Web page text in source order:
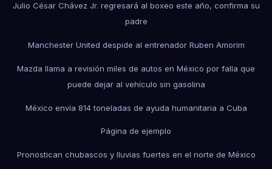
Julio César Chávez Jr. regresará al boxeo este año, confirma su
padre
Manchester United despide al entrenador Ruben Amorim
Mazda llama a revisión miles de autos en México por falla que
puede dejar al vehículo sin gasolina
México envía 814 toneladas de ayuda humanitaria a Cuba
Página de ejemplo
Pronostican chubascos y lluvias fuertes en el norte de México